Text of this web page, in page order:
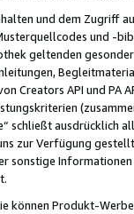
und dem Zugriff
und
geltenden
Creators API und PA
schließt ausdrücklich
zur Verfügung
sonstige
Produkt-